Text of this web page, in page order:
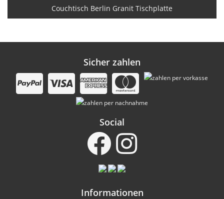
Couchtisch Berlin Granit Tischplatte
Sicher zahlen
Social
Informationen